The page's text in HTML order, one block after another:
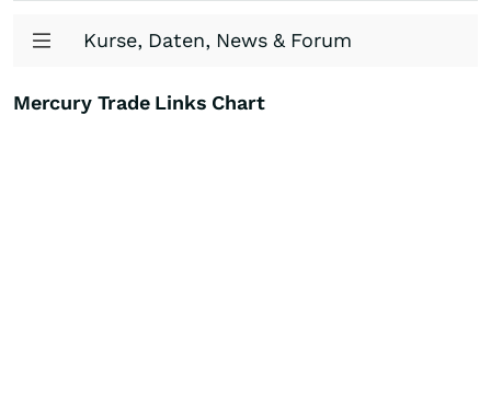
Kurse, Daten, News & Forum
Mercury Trade Links Chart